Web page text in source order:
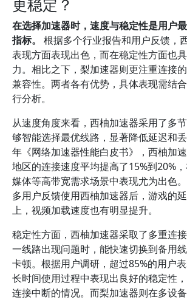
更稳定？
在选择加速器时，速度与稳定性是用户
指标。
根据多个行业报告和用户反馈，
表现方面表现出色，而在稳定性方面也
力。相比之下，梨加速器则更注重连接
兼容性。两者各有优势，具体表现需结
行分析。
从速度角度来看，西柚加速器采用了多
够智能选择最优线路，显著降低延迟和
年《网络加速器性能白皮书》，西柚加
地区的连接速度平均提高了15%到20%
媒体等高带宽需求场景中表现尤为出色
多用户反馈使用西柚加速器后，游戏的
上，视频加载速度也有明显提升。
稳定性方面，西柚加速器采取了多重连
一线路出现问题时，能快速切换到备用
卡顿。根据用户调研，超过85%的用户
长时间使用过程中表现出良好的稳定性
连接中断的情况。而梨加速器则在多设